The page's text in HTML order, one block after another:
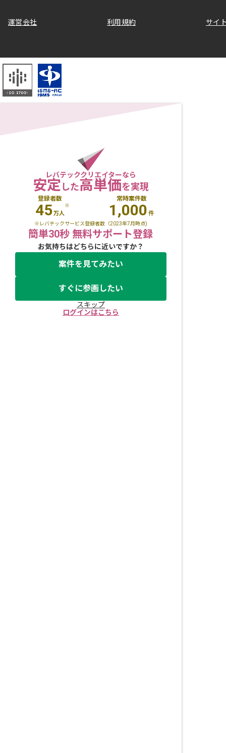
運営会社 利用規約 サイ
レバテッククリエイターなら
安定した高単価を実現
登録者数
45万人
※
常時案件数
1,000 件
※レバテックサービス登録者数（2023年7月時点)
簡単30秒 無料サポート登録
お気持ちはどちらに近いですか？
案件を見てみたい
すぐに参画したい
スキップ
ログインはこちら